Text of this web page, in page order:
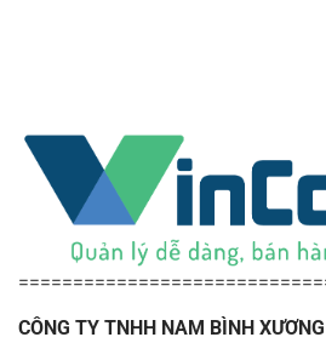
CÔNG TY TNHH NAM BÌNH XƯƠNG